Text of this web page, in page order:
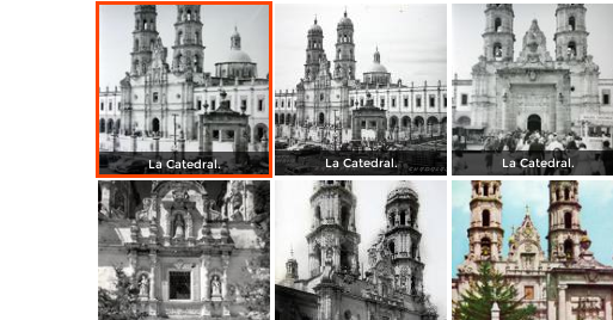
La Catedral. La Catedral. La Catedral.